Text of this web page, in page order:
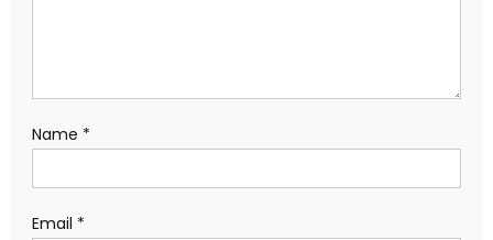
Name *
Email *